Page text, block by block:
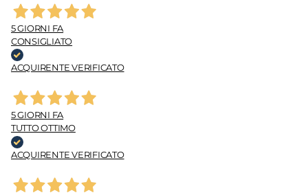
5 GIORNI FA
CONSIGLIATO
ACQUIRENTE VERIFICATO
5 GIORNI FA
TUTTO OTTIMO
ACQUIRENTE VERIFICATO